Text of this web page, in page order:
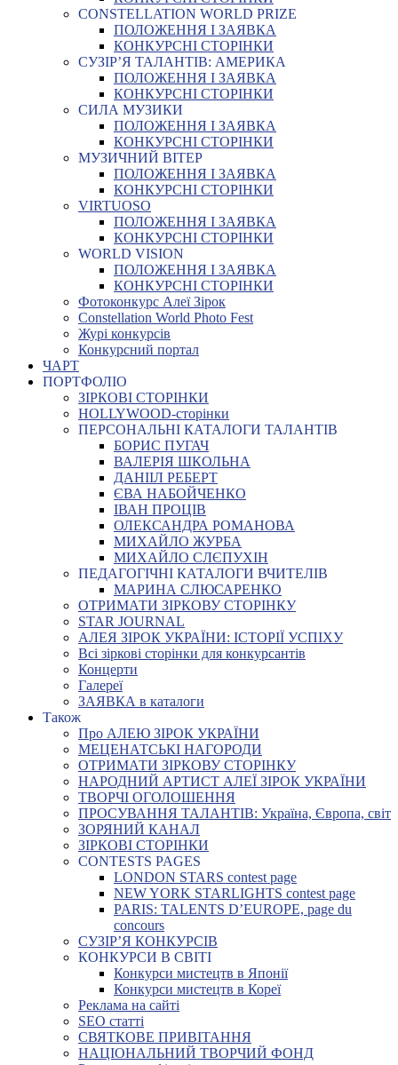
CONSTELLATION WORLD PRIZE
ПОЛОЖЕННЯ І ЗАЯВКА
КОНКУРСНІ СТОРІНКИ
СУЗІР’Я ТАЛАНТІВ: АМЕРИКА
ПОЛОЖЕННЯ І ЗАЯВКА
КОНКУРСНІ СТОРІНКИ
СИЛА МУЗИКИ
ПОЛОЖЕННЯ І ЗАЯВКА
КОНКУРСНІ СТОРІНКИ
МУЗИЧНИЙ ВІТЕР
ПОЛОЖЕННЯ І ЗАЯВКА
КОНКУРСНІ СТОРІНКИ
VIRTUOSO
ПОЛОЖЕННЯ І ЗАЯВКА
КОНКУРСНІ СТОРІНКИ
WORLD VISION
ПОЛОЖЕННЯ І ЗАЯВКА
КОНКУРСНІ СТОРІНКИ
Фотоконкурс Алеї Зірок
Constellation World Photo Fest
Журі конкурсів
Конкурсний портал
ЧАРТ
ПОРТФОЛІО
ЗІРКОВІ СТОРІНКИ
HOLLYWOOD-сторінки
ПЕРСОНАЛЬНІ КАТАЛОГИ ТАЛАНТІВ
БОРИС ПУГАЧ
ВАЛЕРІЯ ШКОЛЬНА
ДАНІІЛ РЕБЕРТ
ЄВА НАБОЙЧЕНКО
ІВАН ПРОЦІВ
ОЛЕКСАНДРА РОМАНОВА
МИХАЙЛО ЖУРБА
МИХАЙЛО СЛЄПУХІН
ПЕДАГОГІЧНІ КАТАЛОГИ ВЧИТЕЛІВ
МАРИНА СЛЮСАРЕНКО
ОТРИМАТИ ЗІРКОВУ СТОРІНКУ
STAR JOURNAL
АЛЕЯ ЗІРОК УКРАЇНИ: ІСТОРІЇ УСПІХУ
Всі зіркові сторінки для конкурсантів
Концерти
Галереї
ЗАЯВКА в каталоги
Також
Про АЛЕЮ ЗІРОК УКРАЇНИ
МЕЦЕНАТСЬКІ НАГОРОДИ
ОТРИМАТИ ЗІРКОВУ СТОРІНКУ
НАРОДНИЙ АРТИСТ АЛЕЇ ЗІРОК УКРАЇНИ
ТВОРЧІ ОГОЛОШЕННЯ
ПРОСУВАННЯ ТАЛАНТІВ: Україна, Європа, світ
ЗОРЯНИЙ КАНАЛ
ЗІРКОВІ СТОРІНКИ
CONTESTS PAGES
LONDON STARS contest page
NEW YORK STARLIGHTS contest page
PARIS: TALENTS D’EUROPE, page du
concours
СУЗІР’Я КОНКУРСІВ
КОНКУРСИ В СВІТІ
Конкурси мистецтв в Японії
Конкурси мистецтв в Кореї
Реклама на сайті
SEO статті
СВЯТКОВЕ ПРИВІТАННЯ
НАЦІОНАЛЬНИЙ ТВОРЧИЙ ФОНД